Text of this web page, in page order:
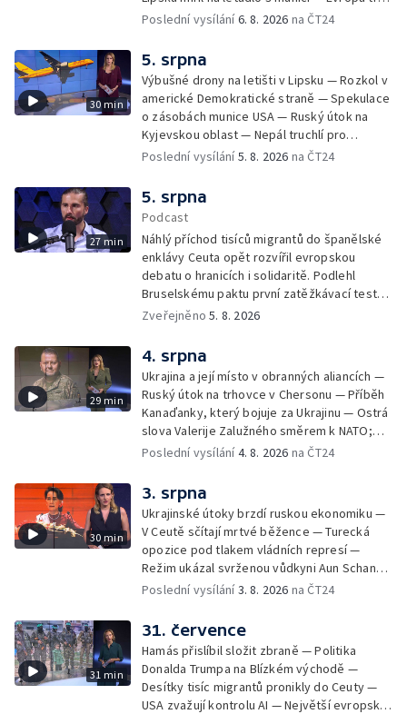
nedostatkem srážek — Nové záběry erupcí
Poslední vysílání6. 8. 2026 na ČT24
30 min
5. srpna
Výbušné drony na letišti v Lipsku — Rozkol v
americké Demokratické straně — Spekulace
o zásobách munice USA — Ruský útok na
Kyjevskou oblast — Nepál truchlí pro
horolezce — Ruský útok na Kyjevskou oblast
Poslední vysílání5. 8. 2026 na ČT24
27 min
5. srpna
Podcast
Náhlý příchod tisíců migrantů do španělské
enklávy Ceuta opět rozvířil evropskou
debatu o hranicích i solidaritě. Podlehl
Bruselskému paktu první zatěžkávací test,
nebo Španělsko situaci zvládlo? Analytik
zahraniční redakce ČT24 Za horizont
rozkrývá zákulisní spory mezi Madridem a
Římem, politickou instrumentaci migrace ze
strany sousedních států i fakt, proč jsou
volání po uzavření Schengenu spíše
vzkazem domácím voličům než reálným
řešením. Moderuje Barbora Maxová
Zveřejněno5. 8. 2026
29 min
4. srpna
Ukrajina a její místo v obranných aliancích —
Ruský útok na trhovce v Chersonu — Příběh
Kanaďanky, který bojuje za Ukrajinu — Ostrá
slova Valerije Zalužného směrem k NATO;
Situace v Chersonu — Pětadvacet
židle pod ředitelem FIFA — Itálie se chystá
na návrat jaderné energetiky
Poslední vysílání4. 8. 2026 na ČT24
30 min
3. srpna
Ukrajinské útoky brzdí ruskou ekonomiku —
V Ceutě sčítají mrtvé běžence — Turecká
opozice pod tlakem vládních represí —
Režim ukázal svrženou vůdkyni Aun Schan
Su Ťij — Evropu sužují požáry — Na Borneu
Poslední vysílání3. 8. 2026 na ČT24
31 min
31. července
Hamás přislíbil složit zbraně — Politika
Donalda Trumpa na Blízkém východě —
Desítky tisíc migrantů pronikly do Ceuty —
USA zvažují kontrolu AI — Největší evropské